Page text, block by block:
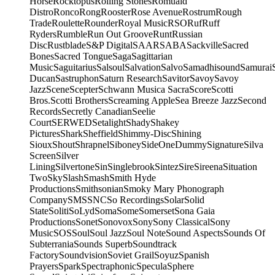
DistroRoncoRongRoosterRose AvenueRostrumRough
TradeRouletteRounderRoyal MusicRSORufRuff
RydersRumbleRun Out GrooveRuntRussian
DiscRustbladeS&P DigitalSAARSABASackvilleSacred
BonesSacred TongueSagaSagittarian
MusicSaguitariusSalsoulSalvationSalvoSamadhisoundSamurai
DucanSastruphonSaturn ResearchSavitorSavoySavoy
JazzSceneScepterSchwann Musica SacraScoreScotti
Bros.Scotti BrothersScreaming AppleSea Breeze JazzSecond
RecordsSecretly CanadianSeelie
CourtSERWEDSetalightShadyShakey
PicturesSharkSheffieldShimmy-DiscShining
SiouxShoutShrapnelSiboneySideOneDummySignatureSilva
ScreenSilver
LiningSilvertoneSinSinglebrookSintezSireSireenaSituation
TwoSkySlashSmashSmith Hyde
ProductionsSmithsonianSmoky Mary Phonograph
CompanySMSSNCSo RecordingsSolarSolid
StateSolitiSoLydSomaSomeSomersetSona Gaia
ProductionsSonetSonovoxSonySony ClassicalSony
MusicSOSSoulSoul JazzSoul NoteSound AspectsSounds Of
SubterraniaSounds SuperbSoundtrack
FactorySoundvisionSoviet GrailSoyuzSpanish
PrayersSparkSpectraphonicSpeculaSphere